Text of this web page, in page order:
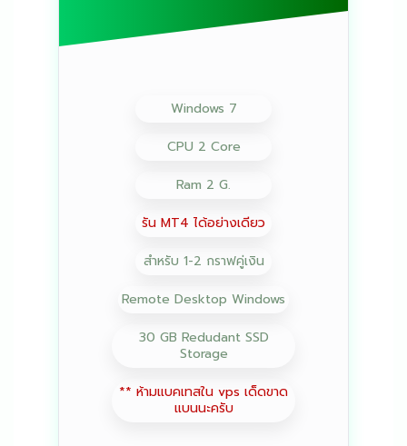
Windows 7
CPU 2 Core
Ram 2 G.
รัน MT4 ได้อย่างเดียว
สำหรับ 1-2 กราฟคู่เงิน
Remote Desktop Windows
30 GB Redudant SSD
Storage
** ห้ามแบคเทสใน vps เด็ดขาด
แบนนะครับ